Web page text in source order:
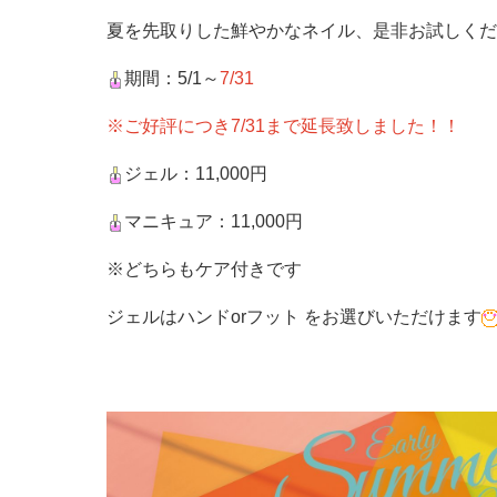
夏を先取りした鮮やかなネイル、是非お試しく
期間：5/1～7/31
※ご好評につき7/31まで延長致しました！！
ジェル：11,000円
マニキュア：11,000円
※どちらもケア付きです
ジェルはハンドorフット をお選びいただけます